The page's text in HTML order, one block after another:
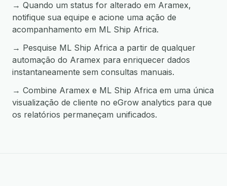
→ Quando um status for alterado em Aramex,
notifique sua equipe e acione uma ação de
acompanhamento em ML Ship Africa.
→ Pesquise ML Ship Africa a partir de qualquer
automação do Aramex para enriquecer dados
instantaneamente sem consultas manuais.
→ Combine Aramex e ML Ship Africa em uma única
visualização de cliente no eGrow analytics para que
os relatórios permaneçam unificados.